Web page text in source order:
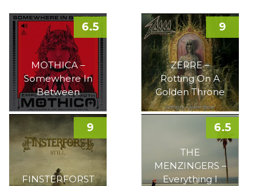
MOTHICA –
Somewhere In
Between
6.5
ZERRE –
Rotting On A
Golden Throne
9
FINSTERFORST
9
THE
MENZINGERS –
Everything I
6.5